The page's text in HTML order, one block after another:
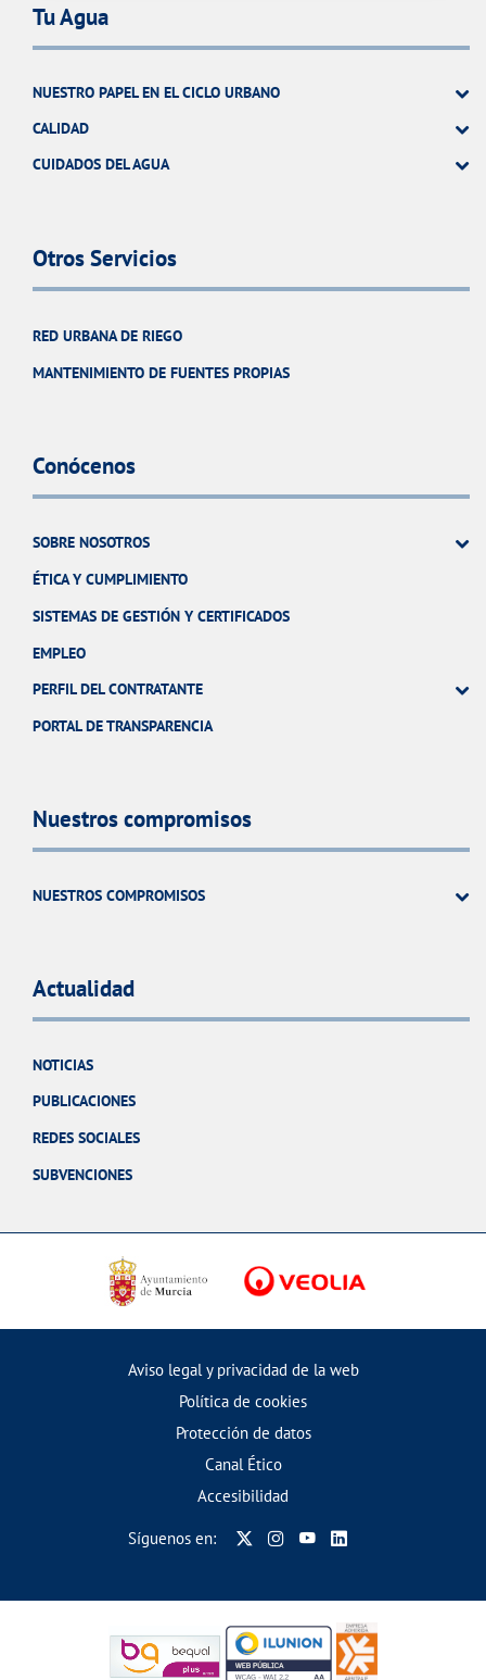
Tu Agua
NUESTRO PAPEL EN EL CICLO URBANO
CALIDAD
CUIDADOS DEL AGUA
Otros Servicios
RED URBANA DE RIEGO
MANTENIMIENTO DE FUENTES PROPIAS
Conócenos
SOBRE NOSOTROS
ÉTICA Y CUMPLIMIENTO
SISTEMAS DE GESTIÓN Y CERTIFICADOS
EMPLEO
PERFIL DEL CONTRATANTE
PORTAL DE TRANSPARENCIA
Nuestros compromisos
NUESTROS COMPROMISOS
Actualidad
NOTICIAS
PUBLICACIONES
REDES SOCIALES
SUBVENCIONES
Aviso legal y privacidad de la web
Política de cookies
Protección de datos
Canal Ético
Accesibilidad
Síguenos en: